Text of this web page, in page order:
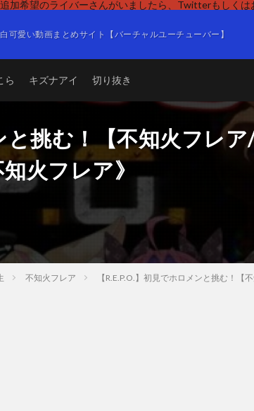
加希望のライバーさんがいましたら、Twitterもしくは
可愛い動画まとめサイト【バーチャルユーチューバー】
ら キズナアイ 切り抜き
と挑む！【不知火フレ
火フレア》
不知火フレア 【R.E.P.O.】初見でホロメンと挑む！【